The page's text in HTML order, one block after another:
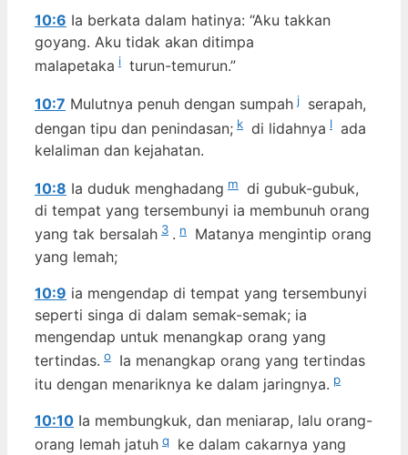
10:6 Ia berkata dalam hatinya: “Aku takkan
goyang. Aku tidak akan ditimpa
malapetaka i turun-temurun.”
10:7 Mulutnya penuh dengan sumpah j
serapah,
dengan tipu dan penindasan; k di lidahnya l ada
kelaliman dan kejahatan.
10:8 Ia duduk menghadang m
di gubuk-gubuk,
di tempat yang tersembunyi ia membunuh orang
yang tak bersalah 3 . n
Matanya mengintip orang
yang lemah;
10:9 ia mengendap di tempat yang tersembunyi
seperti singa di dalam semak-semak; ia
mengendap untuk menangkap orang yang
tertindas. o
Ia menangkap orang yang tertindas
itu dengan menariknya ke dalam jaringnya. p
10:10 Ia membungkuk, dan meniarap, lalu orang-
orang lemah jatuh q
ke dalam cakarnya yang